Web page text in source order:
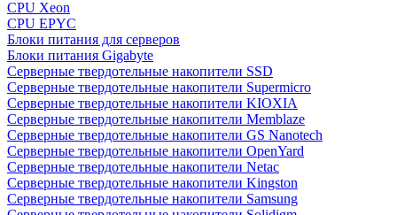
CPU Xeon
CPU EPYC
Блоки питания для серверов
Блоки питания Gigabyte
Серверные твердотельные накопители SSD
Cерверные твердотельные накопители Supermicro
Cерверные твердотельные накопители KIOXIA
Cерверные твердотельные накопители Memblaze
Cерверные твердотельные накопители GS Nanotech
Серверные твердотельные накопители OpenYard
Серверные твердотельные накопители Netac
Cерверные твердотельные накопители Kingston
Cерверные твердотельные накопители Samsung